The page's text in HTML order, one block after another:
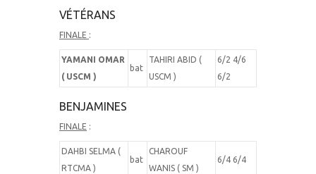
VÉTÉRANS
FINALE :
YAMANI OMAR
( USCM )
bat
TAHIRI ABID (
USCM )
6/2 4/6
6/2
BENJAMINES
FINALE :
DAHBI SELMA (
RTCMA )
bat
CHAROUF
WANIS ( SM )
6/4 6/4